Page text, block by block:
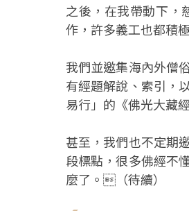
之後，在我帶動下，
作，許多義工也都積
我們並邀集海內外僧
有經題解說、索引，
易行」的《佛光大藏
甚至，我們也不定期
段標點，很多佛經不
麼了。（待續）